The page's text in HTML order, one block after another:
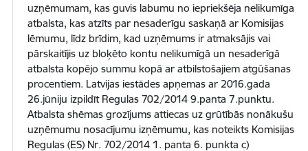
uzņēmumam, kas guvis labumu no iepriekšēja nelikumīga
atbalsta, kas atzīts par nesaderīgu saskaņā ar Komisijas
lēmumu, līdz brīdim, kad uzņēmums ir atmaksājis vai
pārskaitījis uz bloķēto kontu nelikumīgā un nesaderīgā
atbalsta kopējo summu kopā ar atbilstošajiem atgūšanas
procentiem. Latvijas iestādes apņemas ar 2016.gada
26.jūniju izpildīt Regulas 702/2014 9.panta 7.punktu.
Atbalsta shēmas grozījums attiecas uz grūtībās nonākušu
uzņēmumu nosacījumu izņēmumu, kas noteikts Komisijas
Regulas (ES) Nr. 702/2014 1. panta 6. punkta c)